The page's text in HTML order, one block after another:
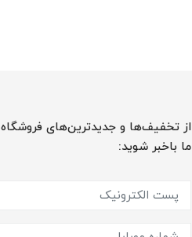
از تخفیف‌ها و جدیدترین‌های فروشگاه
ما باخبر شوید: